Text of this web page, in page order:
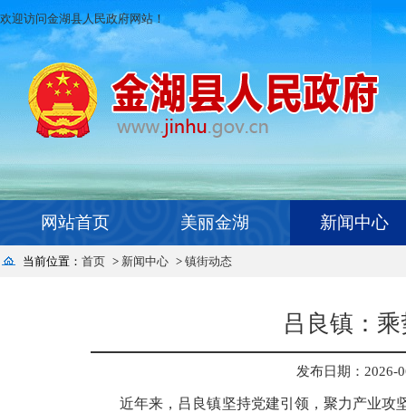
欢迎访问金湖县人民政府网站！
网站首页 美丽金湖 新闻中心
当前位置： 首页 > 新闻中心 > 镇街动态
吕良镇：
发布日期：2026-
近年来，吕良镇坚持党建引领，聚力产业攻